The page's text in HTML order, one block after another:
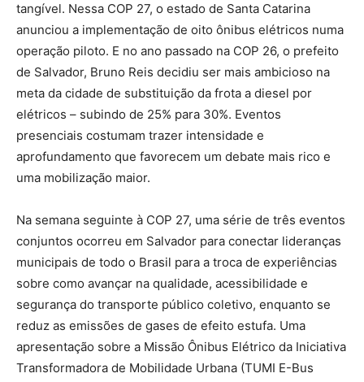
tangível. Nessa COP 27, o estado de Santa Catarina
anunciou a implementação de oito ônibus elétricos numa
operação piloto. E no ano passado na COP 26, o prefeito
de Salvador, Bruno Reis decidiu ser mais ambicioso na
meta da cidade de substituição da frota a diesel por
elétricos – subindo de 25% para 30%. Eventos
presenciais costumam trazer intensidade e
aprofundamento que favorecem um debate mais rico e
uma mobilização maior.
Na semana seguinte à COP 27, uma série de três eventos
conjuntos ocorreu em Salvador para conectar lideranças
municipais de todo o Brasil para a troca de experiências
sobre como avançar na qualidade, acessibilidade e
segurança do transporte público coletivo, enquanto se
reduz as emissões de gases de efeito estufa. Uma
apresentação sobre a Missão Ônibus Elétrico da Iniciativa
Transformadora de Mobilidade Urbana (TUMI E-Bus